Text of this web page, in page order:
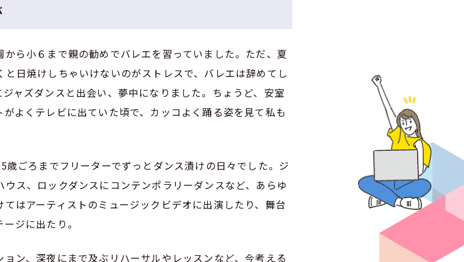
ら小６まで親の勧めでバレエを習っていました。ただ、夏
日焼けしちゃいけないのがストレスで、バレエは辞めてし
ャズダンスと出会い、夢中になりました。ちょうど、安室
よくテレビに出ていた頃で、カッコよく踊る姿を見て私も
ごろまでフリーターでずっとダンス漬けの日々でした。ジ
ス、ロックダンスにコンテンポラリーダンスなど、あらゆ
はアーティストのミュージックビデオに出演したり、舞台
ジに出たり。
ン、深夜にまで及ぶリハーサルやレッスンなど、今考える